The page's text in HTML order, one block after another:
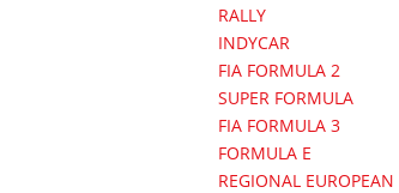
RALLY
INDYCAR
FIA FORMULA 2
SUPER FORMULA
FIA FORMULA 3
FORMULA E
REGIONAL EUROPEAN